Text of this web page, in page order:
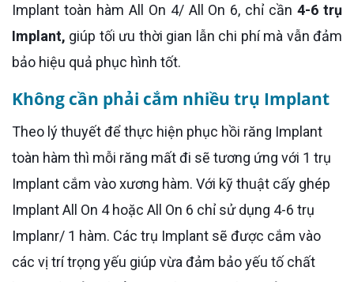
Implant toàn hàm All On 4/ All On 6, chỉ cần4-6 trụ
Implant, giúp tối ưu thời gian lẫn chi phí mà vẫn đảm
bảo hiệu quả phục hình tốt.
Không cần phải cắm nhiều trụ Implant
Theo lý thuyết để thực hiện phục hồi răng Implant
toàn hàm thì mỗi răng mất đi sẽ tương ứng với 1 trụ
Implant cắm vào xương hàm. Với kỹ thuật cấy ghép
Implant All On 4 hoặc All On 6 chỉ sử dụng 4-6 trụ
Implanr/ 1 hàm. Các trụ Implant sẽ được cắm vào
các vị trí trọng yếu giúp vừa đảm bảo yếu tố chất